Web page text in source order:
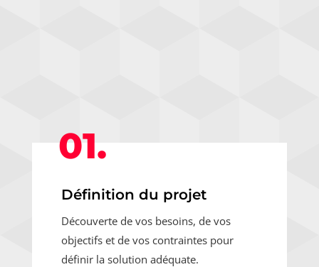
01.
Définition du projet
Découverte de vos besoins, de vos
objectifs et de vos contraintes pour
définir la solution adéquate.